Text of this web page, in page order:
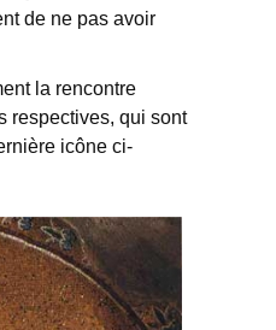
de ne pas avoir
la rencontre
respectives, qui sont
icône ci-